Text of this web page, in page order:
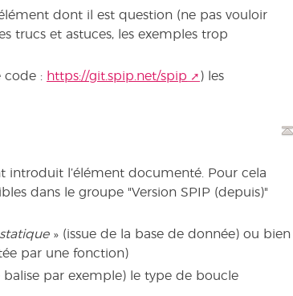
dont il est question (ne pas vouloir
trucs et astuces, les exemples trop
code : https://git.spip.net/spip
) les
introduit l’élément documenté. Pour cela
dans le groupe "Version SPIP (depuis)"
statique» (issue de la base de donnée) ou bien
par une fonction)
par exemple) le type de boucle